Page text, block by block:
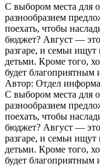
С выбором места для
разнообразием
поехать, чтобы
бюджет? Август —
разгаре, и семьи
детьми. Кроме того,
будет
Автор: Отдел
С выбором места для
разнообразием
поехать, чтобы
бюджет? Август —
разгаре, и семьи
детьми. Кроме того,
будет